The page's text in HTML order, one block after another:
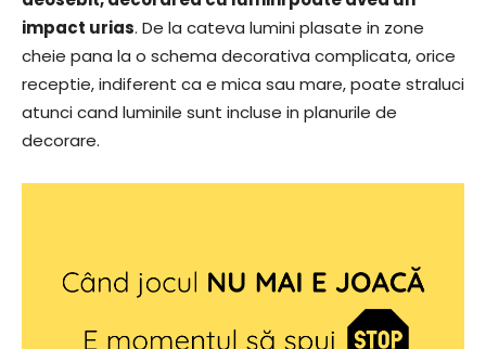
impact urias. De la cateva lumini plasate in zone
cheie pana la o schema decorativa complicata, orice
receptie, indiferent ca e mica sau mare, poate straluci
atunci cand luminile sunt incluse in planurile de
decorare.